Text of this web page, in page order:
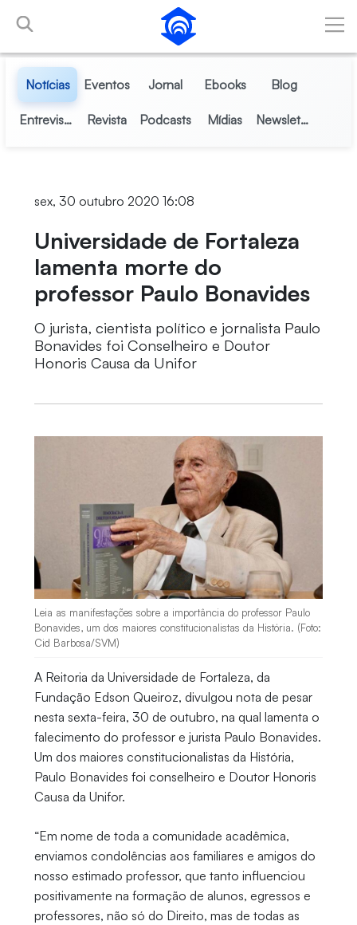
Pular para o Conteúdo principal
Notícias Eventos Jornal Ebooks Blog
Entrevistas Revista Podcasts Mídias Newsletter
sex, 30 outubro 2020 16:08
Universidade de Fortaleza
lamenta morte do
professor Paulo Bonavides
O jurista, cientista político e jornalista Paulo
Bonavides foi Conselheiro e Doutor
Honoris Causa da Unifor
Leia as manifestações sobre a importância do professor Paulo
Bonavides, um dos maiores constitucionalistas da História. (Foto:
Cid Barbosa/SVM)
A Reitoria da Universidade de Fortaleza, da
Fundação Edson Queiroz, divulgou nota de pesar
nesta sexta-feira, 30 de outubro, na qual lamenta o
falecimento do professor e jurista Paulo Bonavides.
Um dos maiores constitucionalistas da História,
Paulo Bonavides foi conselheiro e Doutor Honoris
Causa da Unifor.
“Em nome de toda a comunidade acadêmica,
enviamos condolências aos familiares e amigos do
nosso estimado professor, que tanto influenciou
positivamente na formação de alunos, egressos e
professores, não só do Direito, mas de todas as